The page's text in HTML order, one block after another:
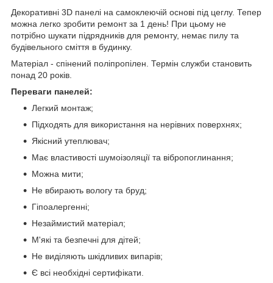
Декоративні 3D панелі на самоклеючій основі під цеглу. Тепер
можна легко зробити ремонт за 1 день! При цьому не
потрібно шукати підрядників для ремонту, немає пилу та
будівельного сміття в будинку.
Матеріал - спінений поліпропілен. Термін служби становить
понад 20 років.
Переваги панелей:
Легкий монтаж;
Підходять для використання на нерівних поверхнях;
Якісний утеплювач;
Має властивості шумоізоляції та вібропоглинання;
Можна мити;
Не вбирають вологу та бруд;
Гіпоалергенні;
Незаймистий матеріал;
М'які та безпечні для дітей;
Не виділяють шкідливих випарів;
Є всі необхідні сертифікати.